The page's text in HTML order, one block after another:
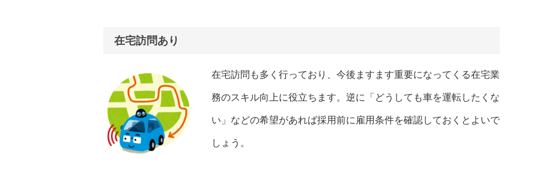
在宅訪問あり
在宅訪問も多く行っており、今後ますます重要になってくる在宅業
務のスキル向上に役立ちます。逆に「どうしても車を運転したくな
い」などの希望があれば採用前に雇用条件を確認しておくとよいで
しょう。